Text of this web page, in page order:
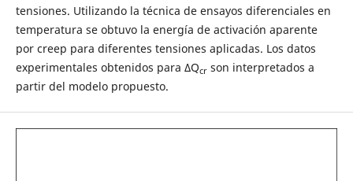
tensiones. Utilizando la técnica de ensayos diferenciales en
temperatura se obtuvo la energía de activación aparente
por creep para diferentes tensiones aplicadas. Los datos
experimentales obtenidos para ΔQcrson interpretados a
partir del modelo propuesto.